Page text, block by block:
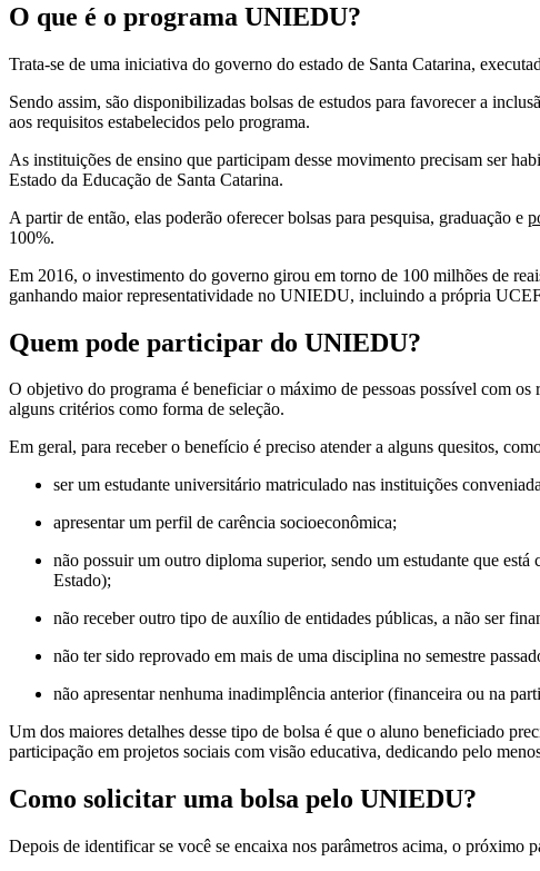
O que é o programa UNIEDU?
Trata-se de uma iniciativa do governo do estado de Santa Catarina,
Sendo assim, são disponibilizadas bolsas de estudos para favorecer a
aos requisitos estabelecidos pelo programa.
As instituições de ensino que participam desse movimento precisam ser
Estado da Educação de Santa Catarina.
A partir de então, elas poderão oferecer bolsas para pesquisa, graduação e
100%.
Em 2016, o investimento do governo girou em torno de 100 milhões de
ganhando maior representatividade no UNIEDU, incluindo a própria
Quem pode participar do UNIEDU?
O objetivo do programa é beneficiar o máximo de pessoas possível com
alguns critérios como forma de seleção.
Em geral, para receber o benefício é preciso atender a alguns quesitos,
ser um estudante universitário matriculado nas instituições
apresentar um perfil de carência socioeconômica;
não possuir um outro diploma superior, sendo um estudante que
Estado);
não receber outro tipo de auxílio de entidades públicas, a não ser
não ter sido reprovado em mais de uma disciplina no semestre
não apresentar nenhuma inadimplência anterior (financeira ou na
Um dos maiores detalhes desse tipo de bolsa é que o aluno beneficiado
participação em projetos sociais com visão educativa, dedicando pelo
Como solicitar uma bolsa pelo UNIEDU?
Depois de identificar se você se encaixa nos parâmetros acima, o próximo